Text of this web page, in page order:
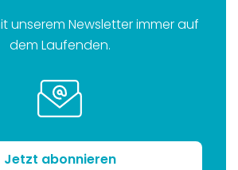
unserem Newsletter immer auf
dem Laufenden.
Jetzt abonnieren